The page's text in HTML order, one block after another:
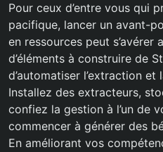
Pour ceux d’entre vous qui
pacifique, lancer un avant-
en ressources peut s’avérer
d’éléments à construire de
d’automatiser l’extraction
Installez des extracteurs,
confiez la gestion à l’un de
commencer à générer des
En améliorant vos